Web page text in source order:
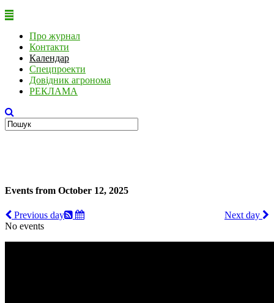
Про журнал
Контакти
Календар
Спецпроекти
Довідник агронома
РЕКЛАМА
Events from October 12, 2025
Previous day
Next day
No events